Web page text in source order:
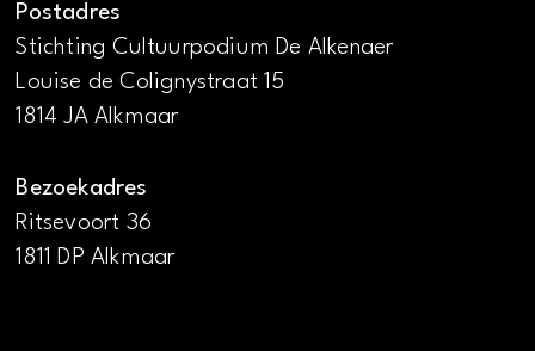
Postadres
Stichting Cultuurpodium De Alkenaer
Louise de Colignystraat 15
1814 JA Alkmaar
Bezoekadres
Ritsevoort 36
1811 DP Alkmaar